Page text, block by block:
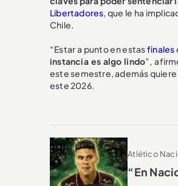
Libertadores, que le ha
Chile.
“Estar a punto en estasfinales
instancia es algo lindo”,
este semestre, además quiere
este 2026.
Atlético
“En